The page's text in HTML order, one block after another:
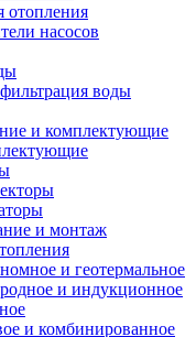
отопления
насосов
воды
и комплектующие
и монтаж
и геотермальное
и индукционное
и комбинированное